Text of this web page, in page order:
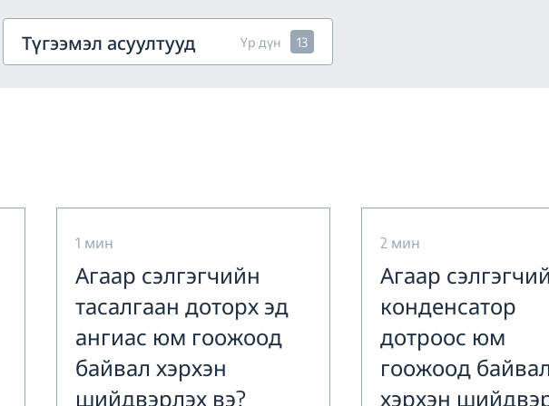
Түгээмэл асуултууд Үр дүн 13
1 мин
Агаар сэлгэгчийн
тасалгаан доторх эд
ангиас юм гоожоод
байвал хэрхэн
шийдвэрлэх вэ?
2 мин
Агаар
конденсатор
дотроос юм
гоожоод байвал
хэрхэн